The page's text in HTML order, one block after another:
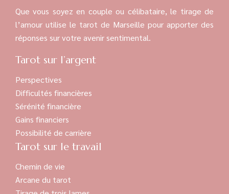
Que vous soyez en couple ou célibataire, le tirage de
l’amour utilise le tarot de Marseille pour apporter des
réponses sur votre avenir sentimental.
Tarot sur l’argent
Perspectives
Difficultés financières
Sérénité financière
Gains financiers
Possibilité de carrière
Tarot sur le travail
Chemin de vie
Arcane du tarot